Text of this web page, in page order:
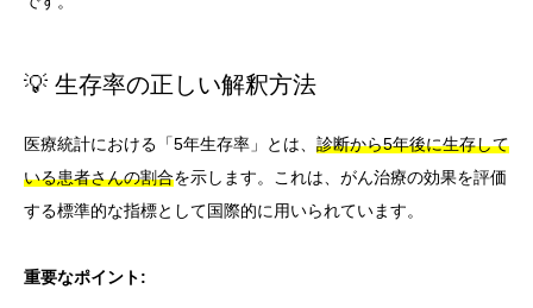
💡 生存率の正しい解釈方法
医療統計における「5年生存率」とは、 診断から5年後に生存して
いる患者さんの割合を示します。これは、がん治療の効果を評価
する標準的な指標として国際的に用いられています。
重要なポイント: